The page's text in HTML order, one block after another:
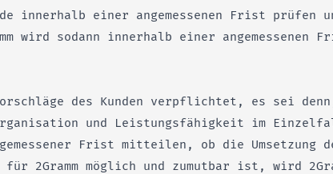
innerhalb einer angemessenen Frist prüfen
wird sodann innerhalb einer
des Kunden verpflichtet, es sei
und Leistungsfähigkeit im
Frist mitteilen, ob die Umsetzung
2Gramm möglich und zumutbar ist, wird